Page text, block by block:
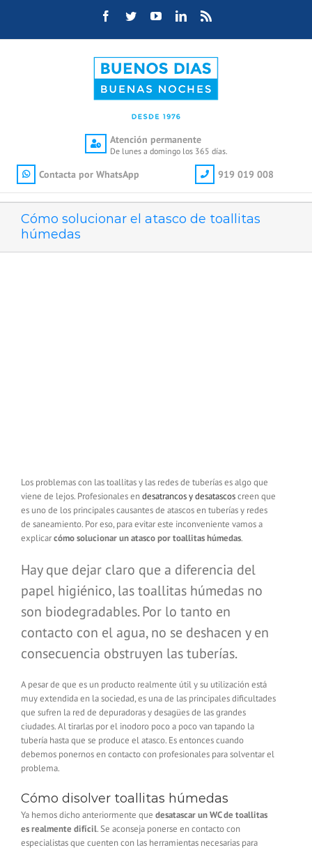
Facebook
TwitterYouTubeLinkedIn
Atención permanente
De lunes a domingo los 365 días.
Contacta por WhatsApp 919 019 008
Cómo solucionar el atasco de toallitas
húmedas
Los problemas con las toallitas y las redes de tuberías es algo que
viene de lejos. Profesionales endesatrancos y desatascoscreen que
es uno de los principales causantes de atascos en tuberías y redes
de saneamiento. Por eso, para evitar este inconveniente vamos a
explicarcómo solucionar un atasco por toallitas húmedas.
Hay que dejar claro que a diferencia del
papel higiénico, las toallitas húmedas no
son biodegradables. Por lo tanto en
contacto con el agua, no se deshacen y en
consecuencia obstruyen las tuberías.
A pesar de que es un producto realmente útil y su utilización está
muy extendida en la sociedad, es una de las principales dificultades
que sufren la red de depuradoras y desagües de las grandes
ciudades. Al tirarlas por el inodoro poco a poco van tapando la
tubería hasta que se produce el atasco. Es entonces cuando
debemos ponernos en contacto con profesionales para solventar el
problema.
Cómo disolver toallitas húmedas
Ya hemos dicho anteriormente que desatascar un WC de toallitas
es realmente difícil. Se aconseja ponerse en contacto con
especialistas que cuenten con las herramientas necesarias para